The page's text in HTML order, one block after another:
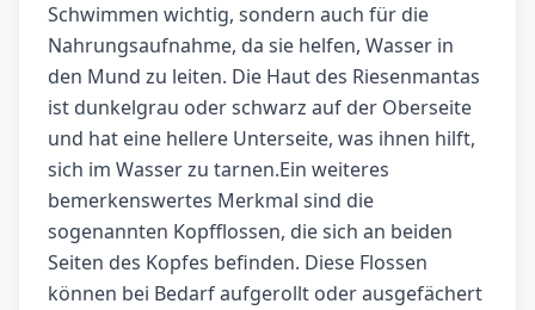
Schwimmen wichtig, sondern auch für die
Nahrungsaufnahme, da sie helfen, Wasser in
den Mund zu leiten. Die Haut des Riesenmantas
ist dunkelgrau oder schwarz auf der Oberseite
und hat eine hellere Unterseite, was ihnen hilft,
sich im Wasser zu tarnen.Ein weiteres
bemerkenswertes Merkmal sind die
sogenannten Kopfflossen, die sich an beiden
Seiten des Kopfes befinden. Diese Flossen
können bei Bedarf aufgerollt oder ausgefächert